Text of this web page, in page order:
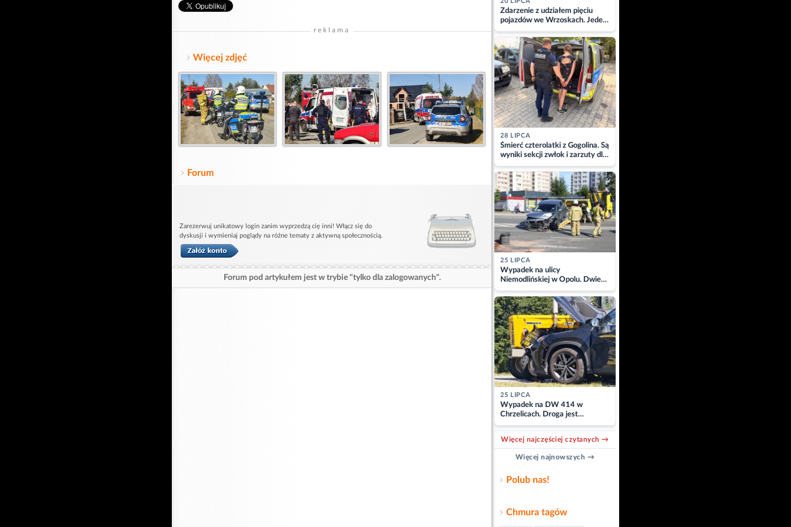
reklama
Więcej zdjęć
Forum
Zarezerwuj unikatowy login zanim wyprzedzą cię inni! Włącz się do
dyskusji i wymieniaj poglądy na różne tematy z aktywną społecznością.
Forum pod artykułem jest w trybie "tylko dla zalogowanych".
Zdarzenie z udziałem pięciu
pojazdów we Wrzoskach. Jeden
z kierowców zabrany w
kajdankach
28 LIPCA
Śmierć czterolatki z Gogolina. Są
wyniki sekcji zwłok i zarzuty dla
matki
25 LIPCA
Wypadek na ulicy
Niemodlińskiej w Opolu. Dwie
osoby w szpitalu
25 LIPCA
Wypadek na DW 414 w
Chrzelicach. Droga jest
zablokowana
Więcej najczęściej czytanych →
Więcej najnowszych →
Polub nas!
Chmura tagów